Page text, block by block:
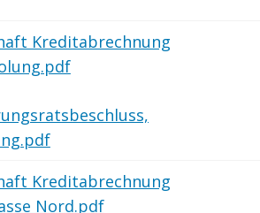
Kreditabrechnung
Kreditabrechnung
Nord.pdf